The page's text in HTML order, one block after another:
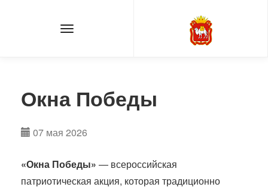
Окна Победы
07 мая 2026
«Окна Победы» — всероссийская
патриотическая акция, которая традиционно